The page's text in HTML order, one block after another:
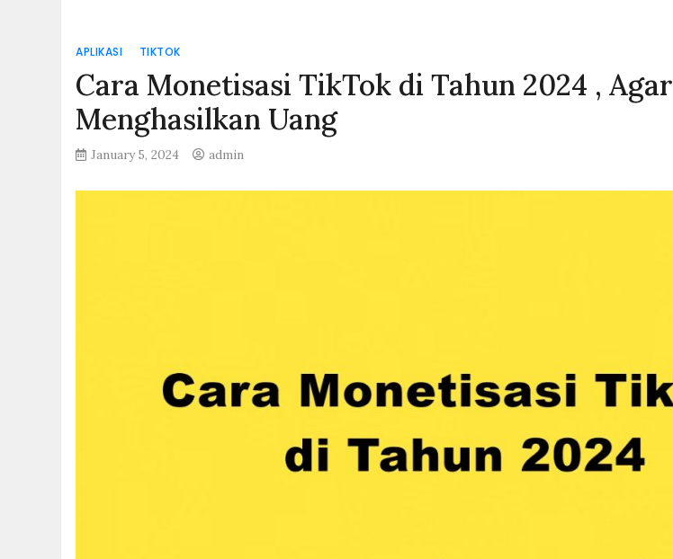
APLIKASI TIKTOK
Cara Monetisasi TikTok di Tahun 2024 , Agar
Menghasilkan Uang
January 5, 2024 admin